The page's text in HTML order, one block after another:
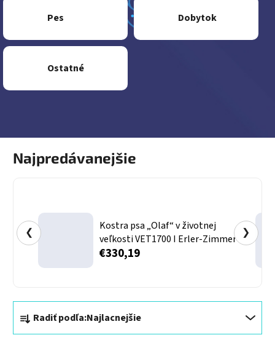
Pes Dobytok
Ostatné
Najpredávanejšie
Kostra psa „Olaf“ v životnej
veľkosti VET1700 I Erler-Zimmer
€330,19
❮ ❯
Radiť podľa:Najlacnejšie